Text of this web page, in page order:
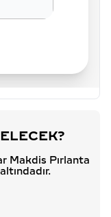
Makdis Pırlanta